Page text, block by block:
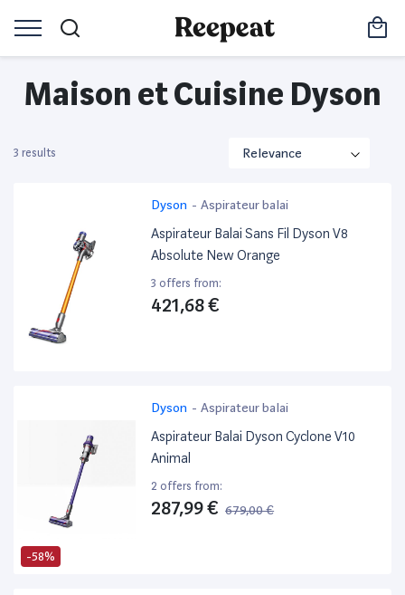
Maison et Cuisine Dyson
3 results
Dyson - Aspirateur balai
Aspirateur Balai Sans Fil Dyson V8
Absolute New Orange
3 offers from:
421,68 €
-58%
Dyson - Aspirateur balai
Aspirateur Balai Dyson Cyclone V10
Animal
2 offers from:
287,99 € 679,00 €